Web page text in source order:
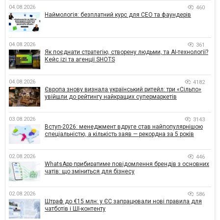
04.08.2026 460
Наймологія: безплатний курс для CEO та фаундерів
04.08.2026 361
Як поєднати стратегію, створену людьми, та AI-технології?
Кейс izi та агенції SHOTS
04.08.2026 4182
Європа знову визнала український ритейл: три «Сільпо»
увійшли до рейтингу найкращих супермаркетів
03.08.2026 3143
Вступ-2026: менеджмент вдруге став найпопулярнішою
спеціальністю, а кількість заяв — рекордна за 5 років
02.08.2026 446
WhatsApp прибиратиме повідомлення брендів з основних
чатів: що зміниться для бізнесу
02.08.2026 586
Штраф до €15 млн: у ЄС запрацювали нові правила для
чатботів і ШІ-контенту